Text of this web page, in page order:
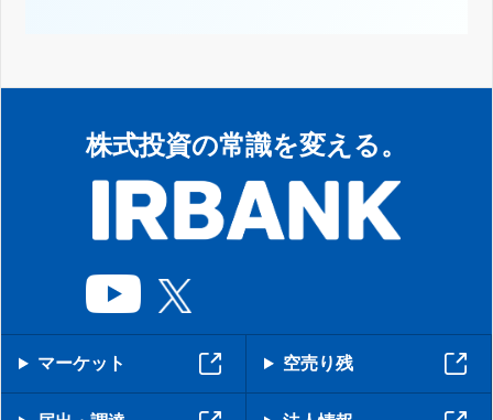
株式投資の常識を変える。
マーケット 空売り残